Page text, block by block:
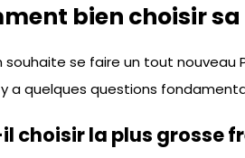
bien choisir sa
souhaite se faire un tout
a quelques questions
choisir la plus grosse